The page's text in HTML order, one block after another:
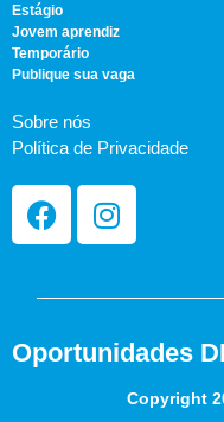
Estágio
Jovem aprendiz
Temporário
Publique sua vaga
Sobre nós
Política de Privacidade
Oportunidades
Copyright